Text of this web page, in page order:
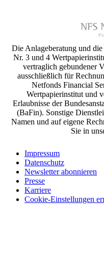
Die Anlageberatung und
Nr. 3 und 4
vertraglich gebundener
ausschließlich für
Netfonds Financial
Wertpapierinstitut und
Erlaubnisse der
(BaFin). Sonstige
Namen und auf eigene
Sie in
Impressum
Datenschutz
Newsletter abonnieren
Presse
Karriere
Cookie-Einstellungen